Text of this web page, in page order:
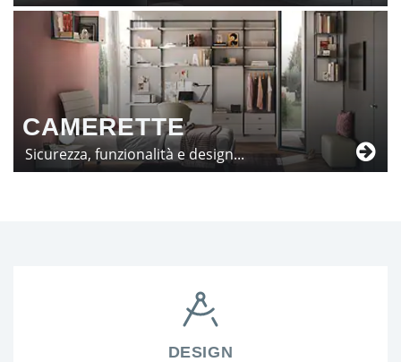
CAMERETTE
Sicurezza, funzionalità e design...
DESIGN